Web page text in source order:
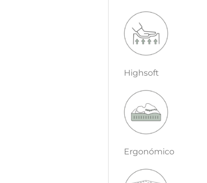
Highsoft
Ergonómico